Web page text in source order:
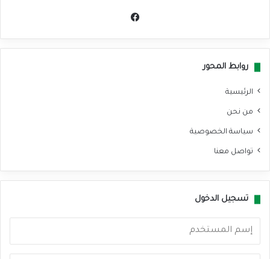
روابط المحور
الرئيسية
من نحن
سياسة الخصوصية
تواصل معنا
تسجيل الدخول